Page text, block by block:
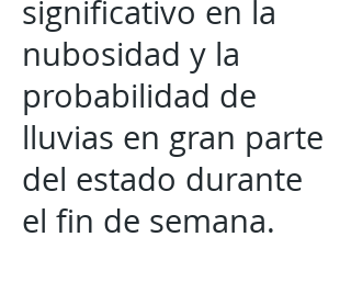
significativo en la
nubosidad y la
probabilidad de
lluvias en gran parte
del estado durante
el fin de semana.